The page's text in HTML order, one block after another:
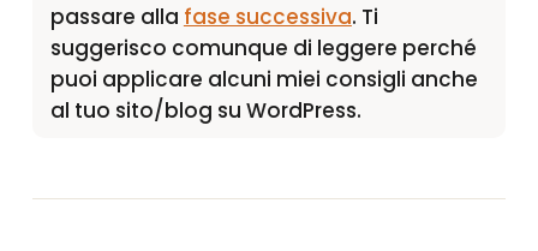
passare alla fase successiva. Ti
suggerisco comunque di leggere perché
puoi applicare alcuni miei consigli anche
al tuo sito/blog su WordPress.